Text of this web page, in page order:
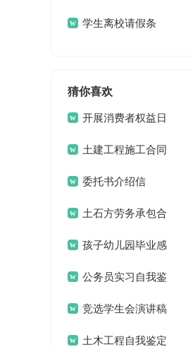
学生离校请假条
猜你喜欢
开展消费者权益日
活动总结
土建工程施工合同
12篇委托书介绍信
土石方劳务承包合
同 孩子幼儿园毕业感
言 公务员实习自我鉴
定 竞选学生会演讲稿
土木工程自我鉴定